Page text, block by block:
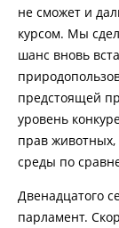
не сможет и
курсом. Мы
шанс вновь
предстоящей
уровень
прав
среды по
Двенадцатого
парламент.